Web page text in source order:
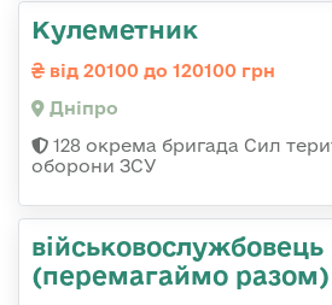
Кулеметник
від 20100 до 120100 грн
Дніпро
128 окрема бригада Сил
оборони ЗСУ
військовослужбовець
(перемагаймо разом)